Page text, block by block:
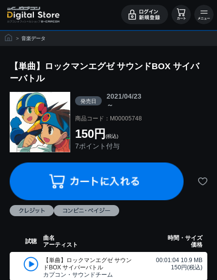
> 音楽データ
【単曲】ロックマンエグゼ サウンドBOX サイバ
ーバトル
発売日
2021/04/23
～
商品コード：M00005748
150円 (税込)
7ポイント付与
試聴
曲名
アーティスト
時間・サイズ
価格
【単曲】ロックマンエグゼ サウン
ドBOX サイバーバトル
カプコン・サウンドチーム
00:01:04 10.9 MB
150円(税込)